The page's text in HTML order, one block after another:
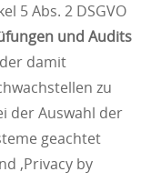
5 Abs. 2 DSGVO
und Audits
damit
zu
der Auswahl der
geachtet
‚Privacy by